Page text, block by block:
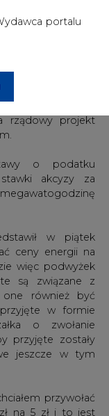
w piątek
ceny energii na
są związane z
również być
w formie
o zwołanie
przyjęte zostały
jeszcze w tym
przywołać
na 5 zł i to jest
różnych
że "od tego
zł.
inteligencji.
publikacji do